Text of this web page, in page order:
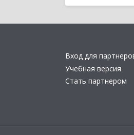
Вход для
Учебная версия
Стать партнером